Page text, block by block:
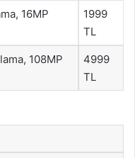
16MP
1999
TL
108MP
4999
TL